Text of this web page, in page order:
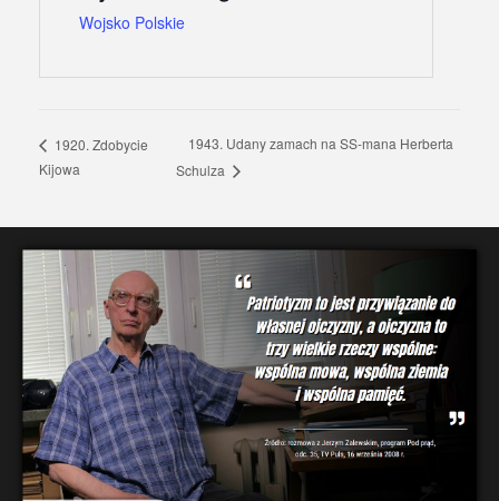
Wojsko Polskie
1920. Zdobycie
Kijowa
1943. Udany zamach na SS-mana Herberta
Schulza